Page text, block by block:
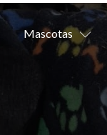
Mascotas